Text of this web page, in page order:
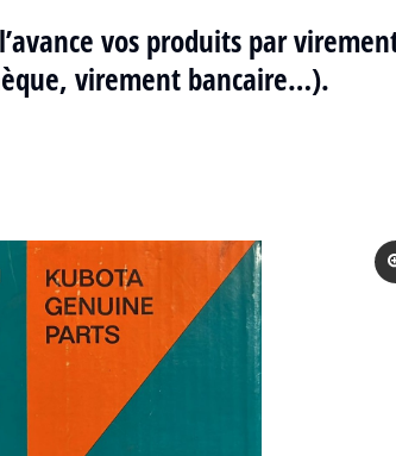
vos produits par
virement bancaire…).